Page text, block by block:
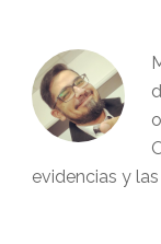
evidencias y